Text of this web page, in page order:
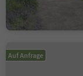
Auf Anfrage